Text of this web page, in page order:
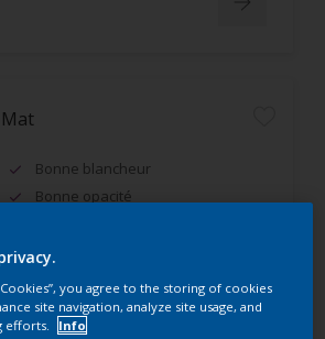
Bonne blancheur
Bonne opacité
Cookies”, you agree to the storing of cookies
site navigation, analyze site usage, and
efforts.
Info